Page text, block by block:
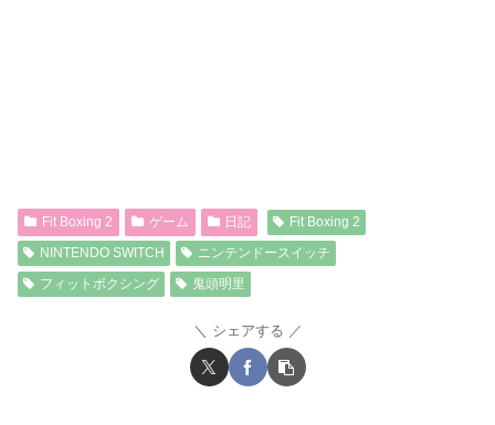
Fit Boxing 2 ゲーム 日記
Fit Boxing 2
NINTENDO SWITCH
ニンテンドースイッチ
フィットボクシング
鬼頭明里
シェアする